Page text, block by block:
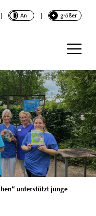
| KONTRAST
An | SCHRIFTgrößer
unterstützt junge